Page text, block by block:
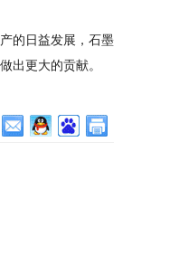
的日益发展，石墨
出更大的贡献。